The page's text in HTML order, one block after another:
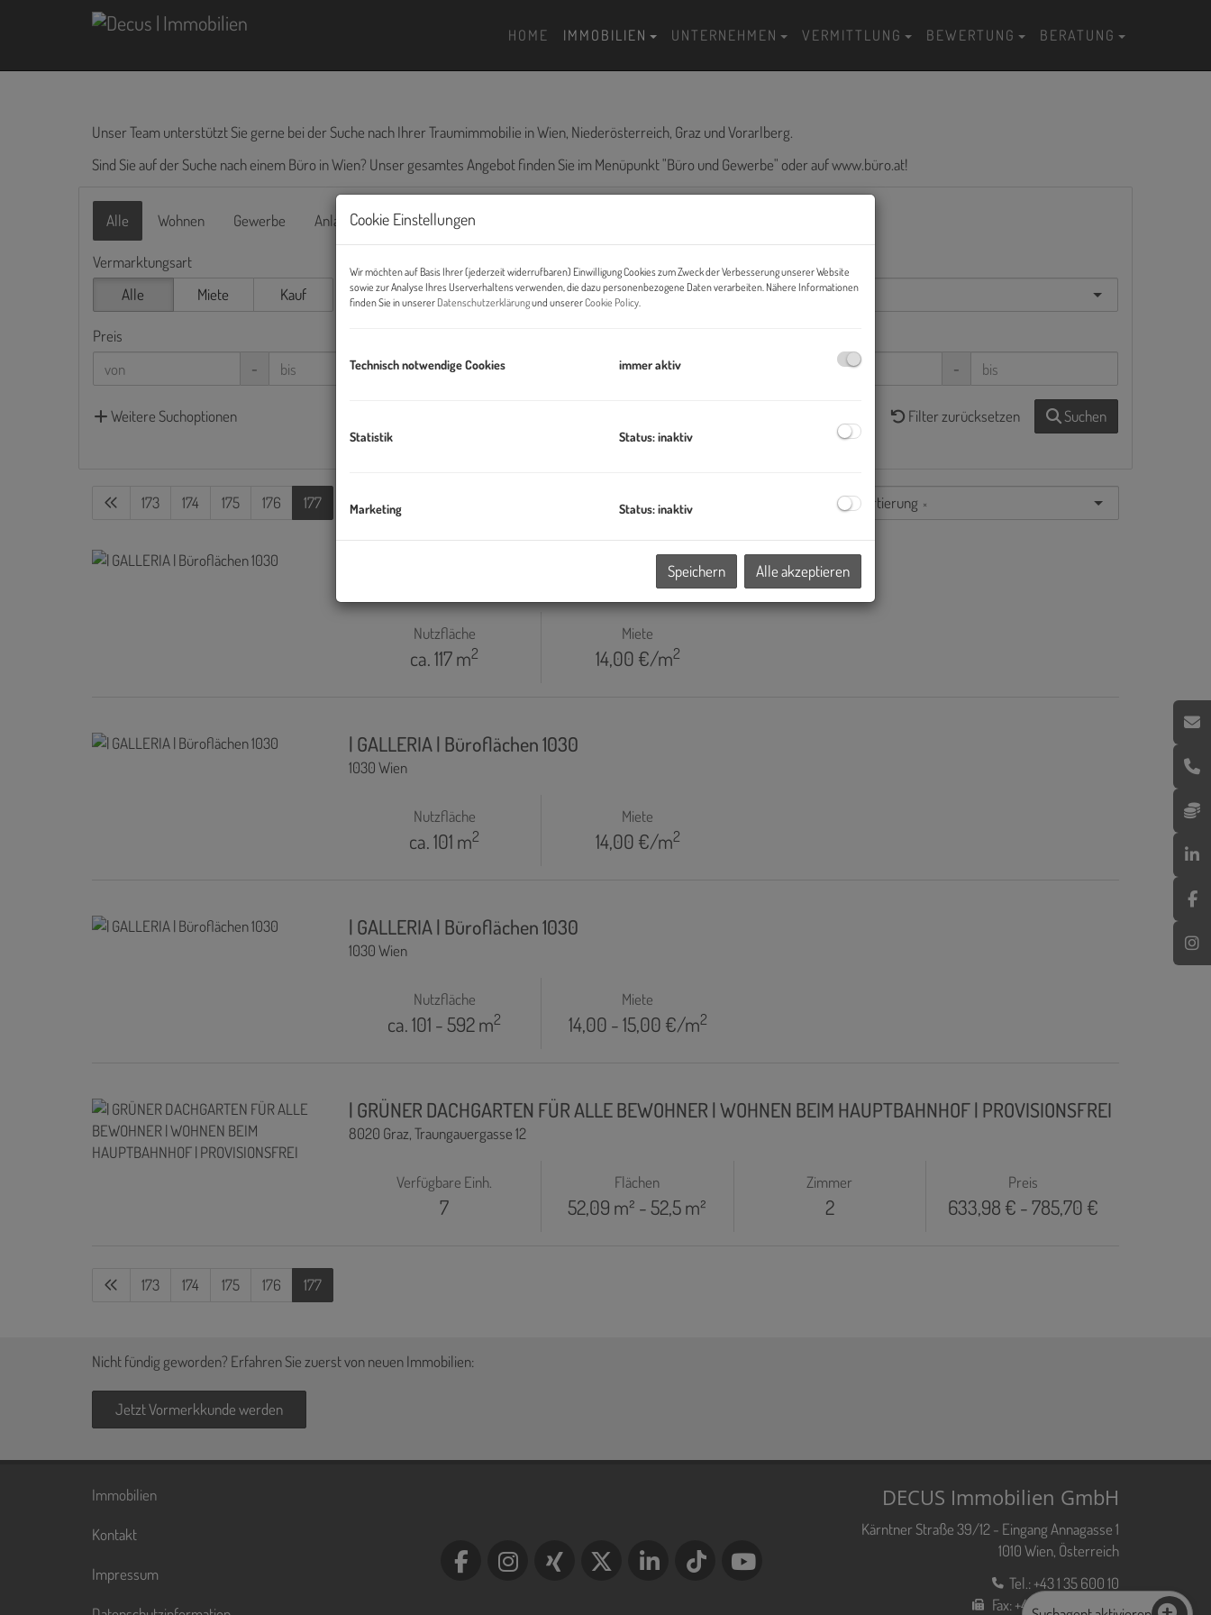
HOME IMMOBILIEN UNTERNEHMEN VERMITTLUNG BEWERTUNG BERATUNG
Unser Team unterstützt Sie gerne bei der Suche nach Ihrer Traumimmobilie in Wien, Niederösterreich, Graz und Vorarlberg.
Sind Sie auf der Suche nach einem Büro in Wien? Unser gesamtes Angebot finden Sie im Menüpunkt "Büro und Gewerbe" oder aufwww.büro.at!
Alle Wohnen Gewerbe Anlage
Vermarktungsart
Alle
Miete Kauf
Preis
-
-
Weitere Suchoptionen Filter zurücksetzen Suchen
173 174 175 176 177 Standardsortierung ×
Nutzfläche
ca. 117 m2
Miete
14,00 €/m2
| GALLERIA | Büroflächen 1030
1030 Wien
Nutzfläche
ca. 101 m2
Miete
14,00 €/m2
| GALLERIA | Büroflächen 1030
1030 Wien
Nutzfläche
ca. 101 - 592 m2
Miete
14,00 - 15,00 €/m2
| GRÜNER DACHGARTEN FÜR ALLE BEWOHNER | WOHNEN BEIM HAUPTBAHNHOF | PROVISIONSFREI
8020 Graz, Traungauergasse 12
Verfügbare Einh.
7
Flächen
52,09 m² - 52,5 m²
Zimmer
2
Preis
633,98 € - 785,70 €
173 174 175 176 177
Nicht fündig geworden? Erfahren Sie zuerst von neuen Immobilien:
Jetzt Vormerkkunde werden
Immobilien
Kontakt
Impressum
DECUS Immobilien GmbH
Kärntner Straße 39/12 - Eingang Annagasse 1
1010 Wien, Österreich
Tel.:+43 1 35 600 10
Fax:+43 1 35 600 10 80
Cookie Einstellungen
Wir möchten auf Basis Ihrer (jederzeit widerrufbaren) Einwilligung Cookies zum Zweck der Verbesserung unserer Website
sowie zur Analyse Ihres Userverhaltens verwenden, die dazu personenbezogene Daten verarbeiten. Nähere Informationen
finden Sie in unserer Datenschutzerklärungund unsererCookie Policy
Technisch notwendige Cookies immer aktiv
Statistik Status: inaktiv
Marketing Status: inaktiv
Speichern Alle akzeptieren